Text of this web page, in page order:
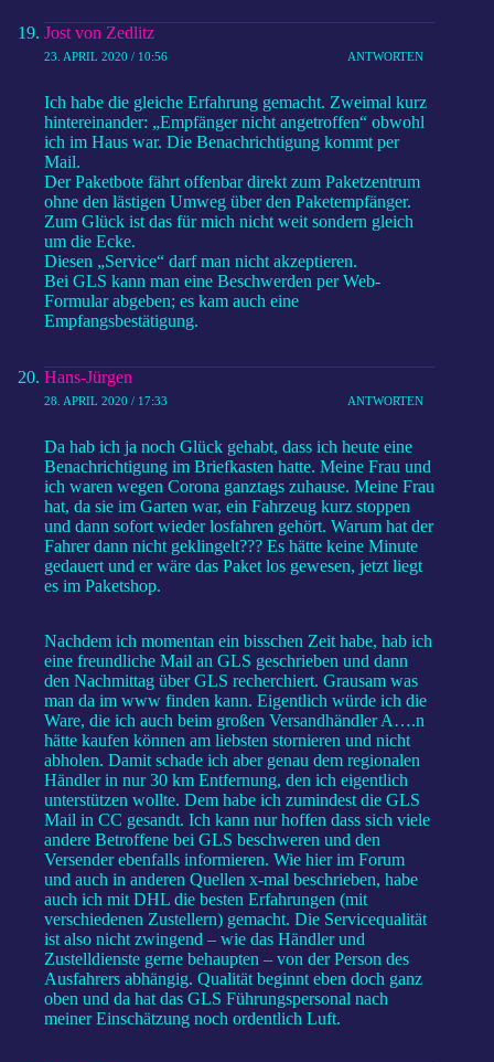
Jost von Zedlitz
23. APRIL 2020 / 10:56 ANTWORTEN
Ich habe die gleiche Erfahrung gemacht. Zweimal kurz
hintereinander: „Empfänger nicht angetroffen“ obwohl
ich im Haus war. Die Benachrichtigung kommt per
Mail.
Der Paketbote fährt offenbar direkt zum Paketzentrum
ohne den lästigen Umweg über den Paketempfänger.
Zum Glück ist das für mich nicht weit sondern gleich
um die Ecke.
Diesen „Service“ darf man nicht akzeptieren.
Bei GLS kann man eine Beschwerden per Web-
Formular abgeben; es kam auch eine
Empfangsbestätigung.
Hans-Jürgen
28. APRIL 2020 / 17:33 ANTWORTEN
Da hab ich ja noch Glück gehabt, dass ich heute eine
Benachrichtigung im Briefkasten hatte. Meine Frau und
ich waren wegen Corona ganztags zuhause. Meine Frau
hat, da sie im Garten war, ein Fahrzeug kurz stoppen
und dann sofort wieder losfahren gehört. Warum hat der
Fahrer dann nicht geklingelt??? Es hätte keine Minute
gedauert und er wäre das Paket los gewesen, jetzt liegt
es im Paketshop.
Nachdem ich momentan ein bisschen Zeit habe, hab ich
eine freundliche Mail an GLS geschrieben und dann
den Nachmittag über GLS recherchiert. Grausam was
man da im www finden kann. Eigentlich würde ich die
Ware, die ich auch beim großen Versandhändler A….n
hätte kaufen können am liebsten stornieren und nicht
abholen. Damit schade ich aber genau dem regionalen
Händler in nur 30 km Entfernung, den ich eigentlich
unterstützen wollte. Dem habe ich zumindest die GLS
Mail in CC gesandt. Ich kann nur hoffen dass sich viele
andere Betroffene bei GLS beschweren und den
Versender ebenfalls informieren. Wie hier im Forum
und auch in anderen Quellen x-mal beschrieben, habe
auch ich mit DHL die besten Erfahrungen (mit
verschiedenen Zustellern) gemacht. Die Servicequalität
ist also nicht zwingend – wie das Händler und
Zustelldienste gerne behaupten – von der Person des
Ausfahrers abhängig. Qualität beginnt eben doch ganz
oben und da hat das GLS Führungspersonal nach
meiner Einschätzung noch ordentlich Luft.